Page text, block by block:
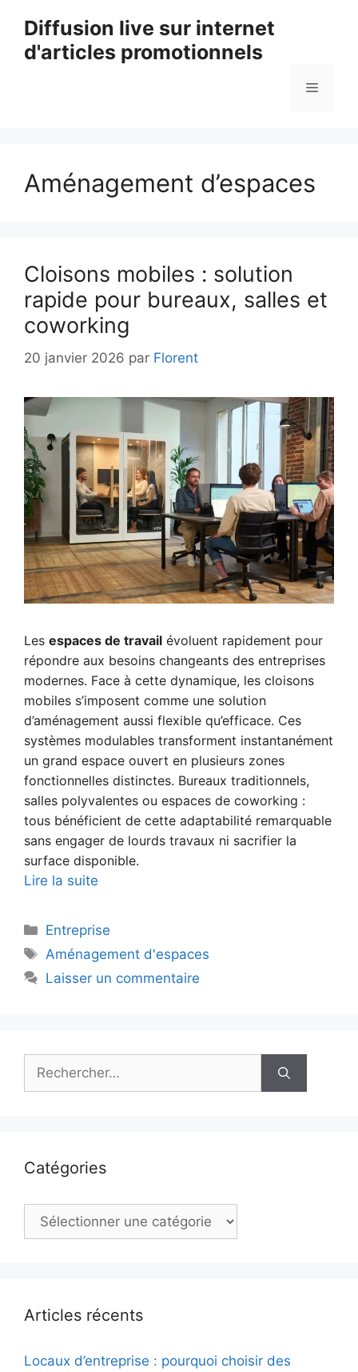
contenu
Diffusion live sur internet
d'articles promotionnels
Menu
Aménagement d’espaces
Cloisons mobiles : solution
rapide pour bureaux, salles et
coworking
20 janvier 2026 par Florent
Les espaces de travail évoluent rapidement pour
répondre aux besoins changeants des entreprises
modernes. Face à cette dynamique, les cloisons
mobiles s’imposent comme une solution
d’aménagement aussi flexible qu’efficace. Ces
systèmes modulables transforment instantanément
un grand espace ouvert en plusieurs zones
fonctionnelles distinctes. Bureaux traditionnels,
salles polyvalentes ou espaces de coworking :
tous bénéficient de cette adaptabilité remarquable
sans engager de lourds travaux ni sacrifier la
surface disponible.
Lire la suite
Catégories
Entreprise
Étiquettes
Aménagement d'espaces
Laisser un commentaire
Rechercher :
Catégories
Catégories
Articles récents
Locaux d’entreprise : pourquoi choisir des